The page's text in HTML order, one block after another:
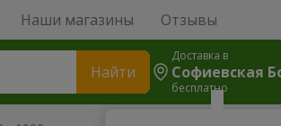
Наши магазины Отзывы
Найти
Доставка в
бесплатно